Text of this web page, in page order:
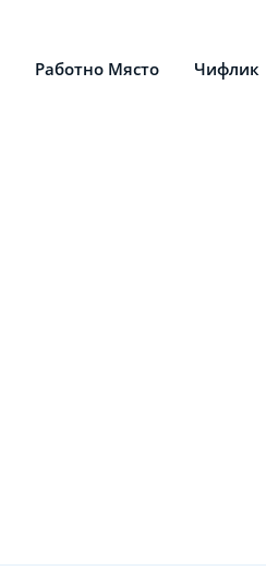
Работно Място Чифлик